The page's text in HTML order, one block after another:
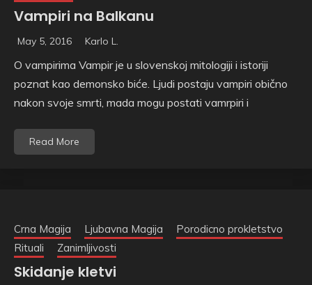
Vampiri na Balkanu
May 5, 2016 Karlo L.
O vampirima Vampir je u slovenskoj mitologiji i istoriji
poznat kao demonsko biće. Ljudi postaju vampiri obično
nakon svoje smrti, mada mogu postati vamrpiri i
Read More
Crna Magija Ljubavna Magija
Porodicno prokletstvo
Rituali
Zanimljivosti
Skidanje kletvi